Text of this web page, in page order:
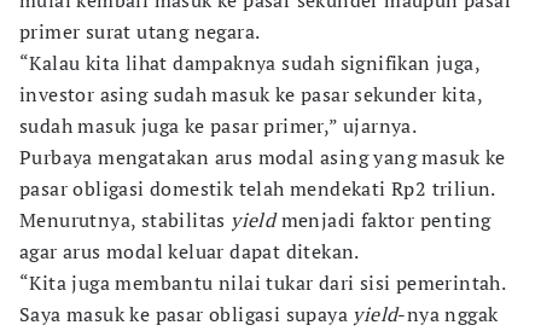
primer surat utang negara.
“Kalau kita lihat dampaknya sudah signifikan juga,
investor asing sudah masuk ke pasar sekunder kita,
sudah masuk juga ke pasar primer,” ujarnya.
Purbaya mengatakan arus modal asing yang masuk ke
pasar obligasi domestik telah mendekati Rp2 triliun.
Menurutnya, stabilitas yieldmenjadi faktor penting
agar arus modal keluar dapat ditekan.
“Kita juga membantu nilai tukar dari sisi pemerintah.
Saya masuk ke pasar obligasi supaya yield-nya nggak